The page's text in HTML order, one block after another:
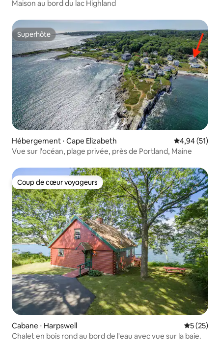
Maison au bord du lac Highland
Superhôte
Superhôte
Hébergement ⋅ Cape Elizabeth Évaluation
4,94 (51)
Vue sur l'océan, plage privée, près de Portland, Maine
Coup de cœur voyageurs
Coup de cœur voyageurs
Cabane ⋅ Harpswell
5 (25)
Chalet en bois rond au bord de l'eau avec vue sur la baie.